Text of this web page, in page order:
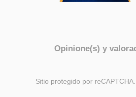
Opinione(s) y
Sitio protegido por reCAPTCHA.